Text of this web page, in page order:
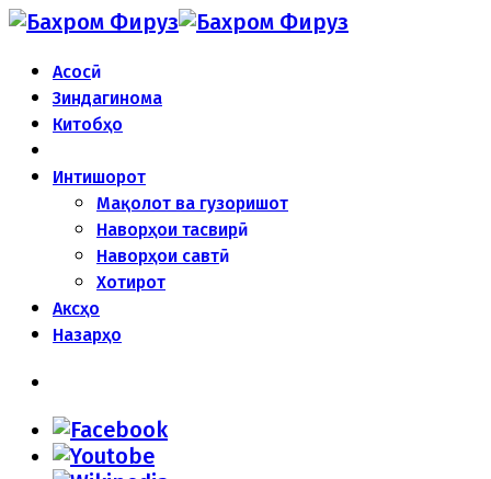
Асосӣ
Зиндагинома
Китобҳо
Интишорот
Мақолот ва гузоришот
Наворҳои тасвирӣ
Наворҳои савтӣ
Хотирот
Аксҳо
Назарҳо